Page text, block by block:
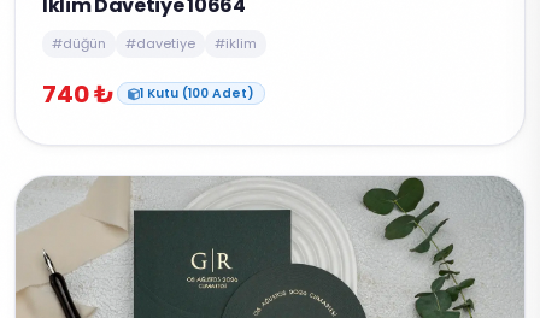
#düğün #davetiye #iklim
740 ₺ 1 Kutu (100 Adet)